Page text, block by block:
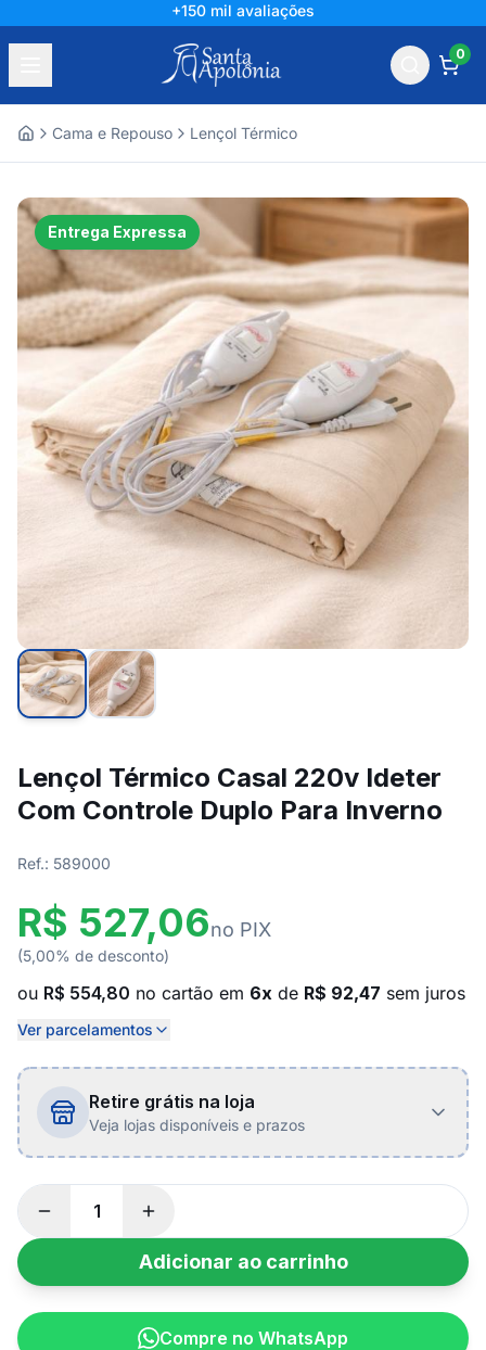
+150 mil avaliações
0
Cama e Repouso Lençol Térmico
Entrega Expressa
Lençol Térmico Casal 220v Ideter
Com Controle Duplo Para Inverno
Ref.: 589000
R$ 527,06no PIX
(5,00% de desconto)
ou R$ 554,80 no cartão em 6x de R$ 92,47 sem juros
Ver parcelamentos
Retire grátis na loja
Veja lojas disponíveis e prazos
Adicionar ao carrinho
Compre no WhatsApp